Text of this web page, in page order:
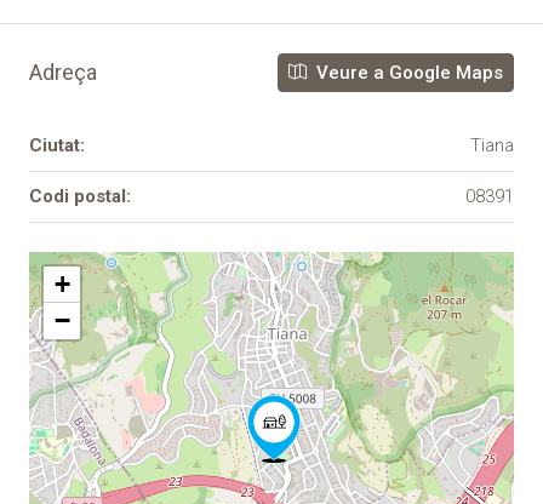
Adreça Veure a Google Maps
Ciutat: Tiana
Codi postal: 08391
+
−